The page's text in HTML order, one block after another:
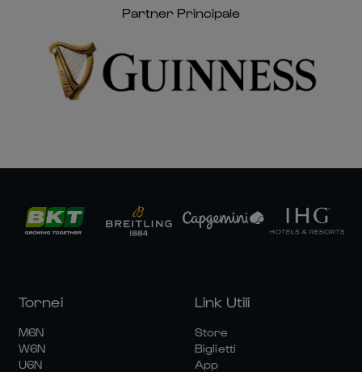
Partner Principale
Tornei
M6N
W6N
U6N
Link Utili
Store
Biglietti
App